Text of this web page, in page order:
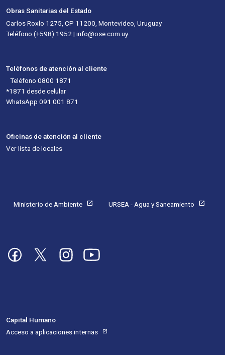
Obras Sanitarias del Estado
Carlos Roxlo 1275, CP 11200, Montevideo, Uruguay
Teléfono (+598) 1952 | info@ose.com.uy
Teléfonos de atención al cliente
Teléfono 0800 1871
*1871 desde celular
WhatsApp 091 001 871
Oficinas de atención al cliente
Ver lista de locales
Pie de página
Ministerio de Ambiente open_in_new URSEA - Agua y Saneamiento open_in_new
Imagen Imagen Imagen Imagen
Capital Humano
Acceso a aplicaciones internas
open_in_new